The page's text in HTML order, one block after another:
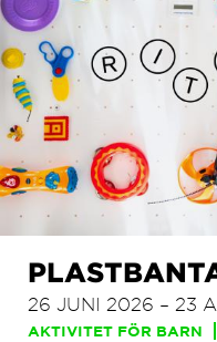
26 JUNI 2026 – 23
AKTIVITET FÖR BARN